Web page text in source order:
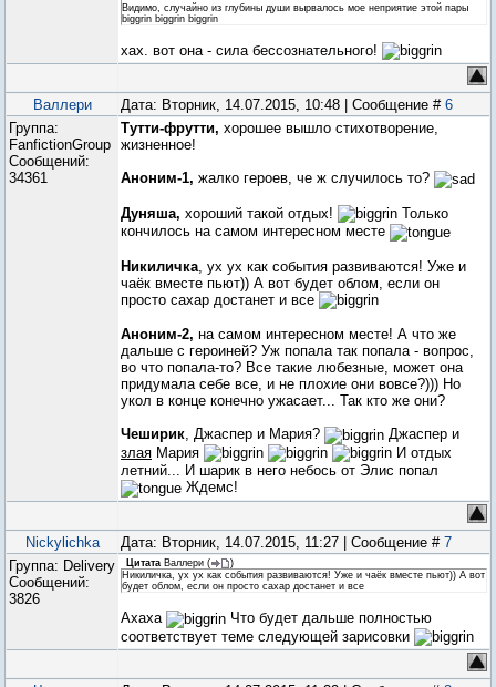
Видимо, случайно из глубины души вырвалось мое неприятие этой пары
biggrin biggrin biggrin
хах. вот она - сила бессознательного!
Валлери Дата: Вторник, 14.07.2015, 10:48 | Сообщение # 6
Группа:
FanfictionGroup
Сообщений:
34361
Тутти-фрутти, хорошее вышло стихотворение,
жизненное!
Аноним-1, жалко героев, че ж случилось то?
Дуняша, хороший такой отдых!
Только
кончилось на самом интересном месте
Никиличка , ух ух как события развиваются! Уже и
чаёк вместе пьют)) А вот будет облом, если он
просто сахар достанет и все
Аноним-2, на самом интересном месте! А что же
дальше с героиней? Уж попала так попала - вопрос,
во что попала-то? Все такие любезные, может она
придумала себе все, и не плохие они вовсе?))) Но
укол в конце конечно ужасает... Так кто же они?
Чеширик, Джаспер и Мария?
Джаспер и
злая Мария
И отдых
летний... И шарик в него небось от Элис попал
Ждемс!
Nickylichka Дата: Вторник, 14.07.2015, 11:27 | Сообщение # 7
Группа: Delivery
Сообщений:
3826
Цитата Валлери (
)
Никиличка, ух ух как события развиваются! Уже и чаёк вместе пьют)) А вот
будет облом, если он просто сахар достанет и все
Ахаха
Что будет дальше полностью
соответствует теме следующей зарисовки